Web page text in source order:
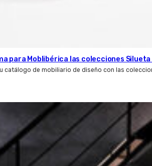
para Moblibérica las colecciones Silueta
catálogo de mobiliario de diseño con las